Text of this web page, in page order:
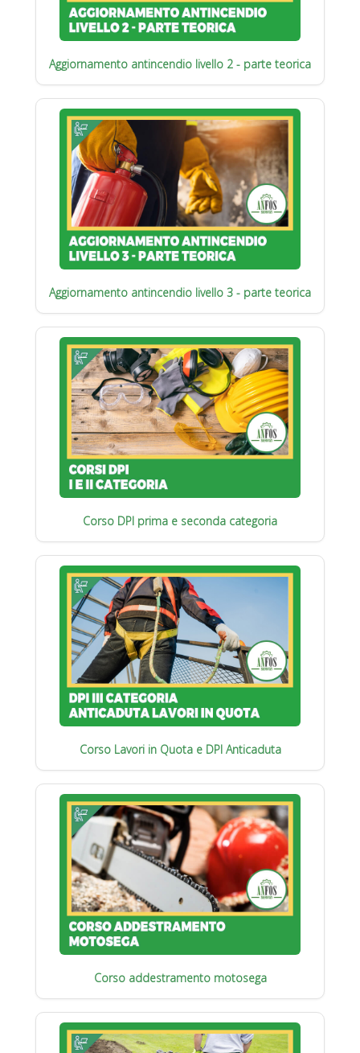
Aggiornamento antincendio livello 2 - parte teorica
Aggiornamento antincendio livello 3 - parte teorica
Corso DPI prima e seconda categoria
Corso Lavori in Quota e DPI Anticaduta
Corso addestramento motosega